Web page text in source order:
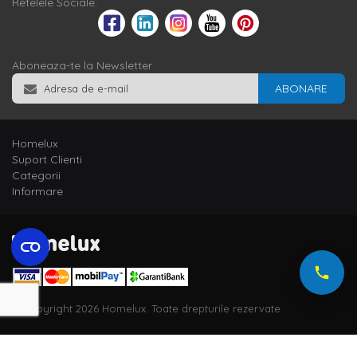
Aboneaza-te la Newsletter
ABONARE
Homelux
Suport Clienti
Categorii
Informare
© Copyright 2026 Homelux. Toate drepturile rezervate.